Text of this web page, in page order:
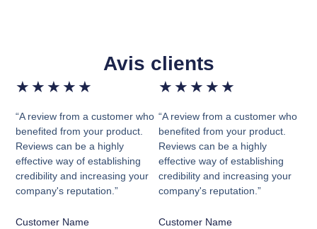
Avis clients
★ ★ ★ ★ ★
“A review from a customer who
benefited from your product.
Reviews can be a highly
effective way of establishing
credibility and increasing your
company's reputation.”
Customer Name
★ ★ ★ ★ ★
“A review from a customer who
benefited from your product.
Reviews can be a highly
effective way of establishing
credibility and increasing your
company's reputation.”
Customer Name